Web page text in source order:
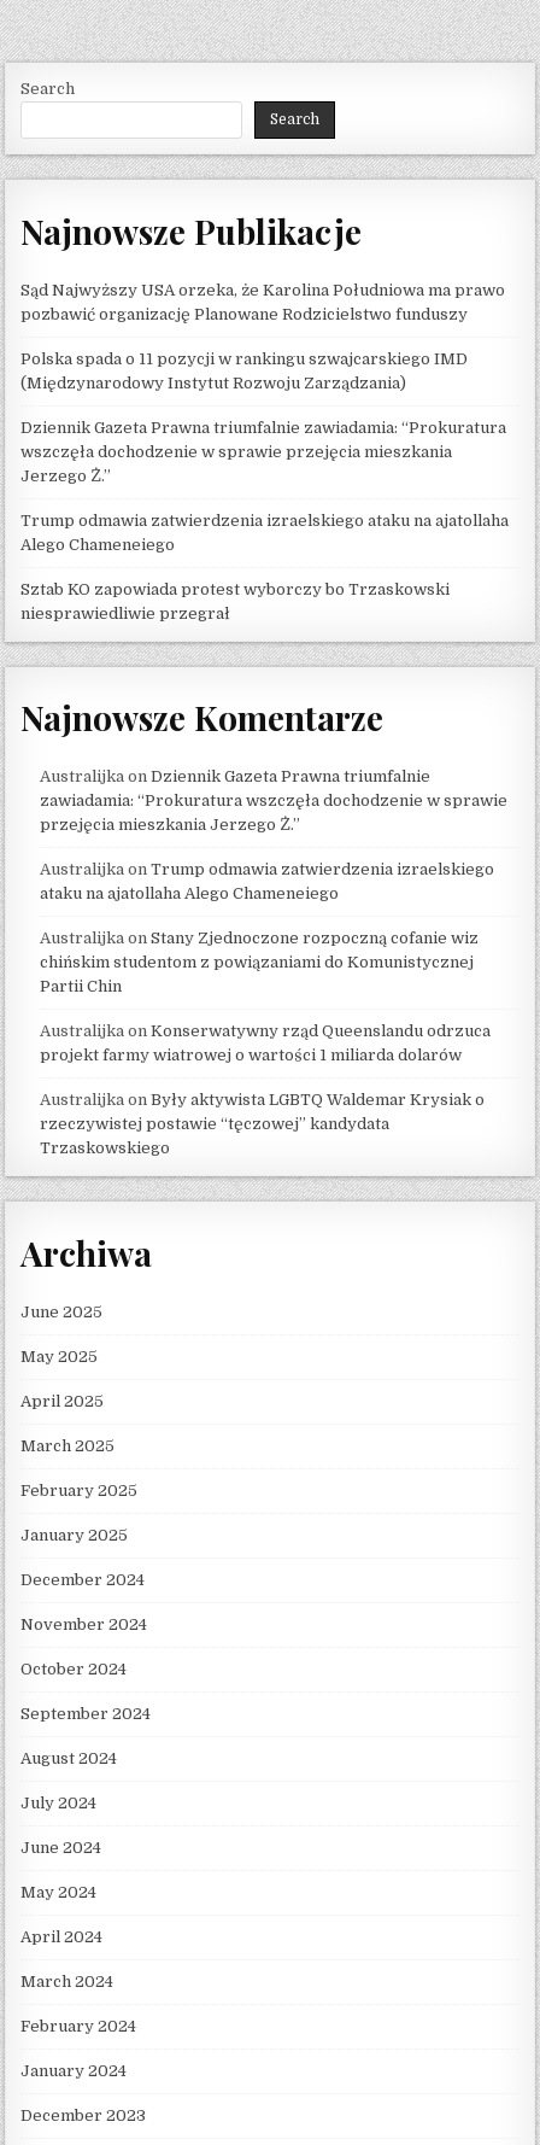
Search
Search
Najnowsze Publikacje
Sąd Najwyższy USA orzeka, że ​​Karolina Południowa ma prawo
pozbawić organizację Planowane Rodzicielstwo funduszy
Polska spada o 11 pozycji w rankingu szwajcarskiego IMD
(Międzynarodowy Instytut Rozwoju Zarządzania)
Dziennik Gazeta Prawna triumfalnie zawiadamia: “Prokuratura
wszczęła dochodzenie w sprawie przejęcia mieszkania
Jerzego Ż.”
Trump odmawia zatwierdzenia izraelskiego ataku na ajatollaha
Alego Chameneiego
Sztab KO zapowiada protest wyborczy bo Trzaskowski
niesprawiedliwie przegrał
Najnowsze Komentarze
Australijka onDziennik Gazeta Prawna triumfalnie
zawiadamia: “Prokuratura wszczęła dochodzenie w sprawie
przejęcia mieszkania Jerzego Ż.”
Australijka onTrump odmawia zatwierdzenia izraelskiego
ataku na ajatollaha Alego Chameneiego
Australijka onStany Zjednoczone rozpoczną cofanie wiz
chińskim studentom z powiązaniami do Komunistycznej
Partii Chin
Australijka onKonserwatywny rząd Queenslandu odrzuca
projekt farmy wiatrowej o wartości 1 miliarda dolarów
Australijka onByły aktywista LGBTQ Waldemar Krysiak o
rzeczywistej postawie “tęczowej” kandydata
Trzaskowskiego
Archiwa
June 2025
May 2025
April 2025
March 2025
February 2025
January 2025
December 2024
November 2024
October 2024
September 2024
August 2024
July 2024
June 2024
May 2024
April 2024
March 2024
February 2024
January 2024
December 2023